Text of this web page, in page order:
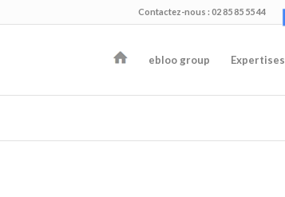
Contactez-nous : 02 85 85 55 44
ebloo group Expertises